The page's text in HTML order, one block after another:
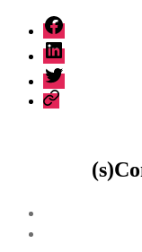
fb
linkedin
twitter
sessionize